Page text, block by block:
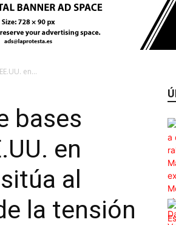
en...
bases
en
al
la tensión